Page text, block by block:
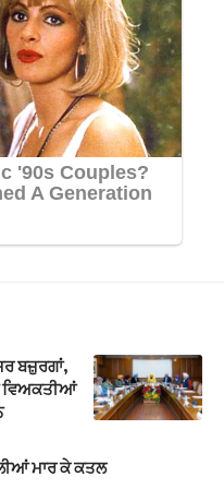
ਬਜ਼ੁਰਗਾਂ,
ਵਿਅਕਤੀਆਂ
ਮਾਰ ਕੇ ਕਤਲ